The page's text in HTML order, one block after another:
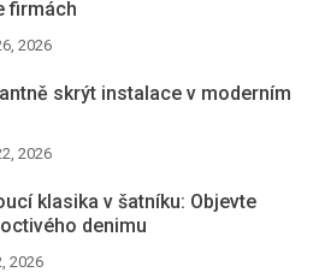
firmách
2026
skrýt instalace v moderním
2026
klasika v šatníku: Objevte
denimu
2026